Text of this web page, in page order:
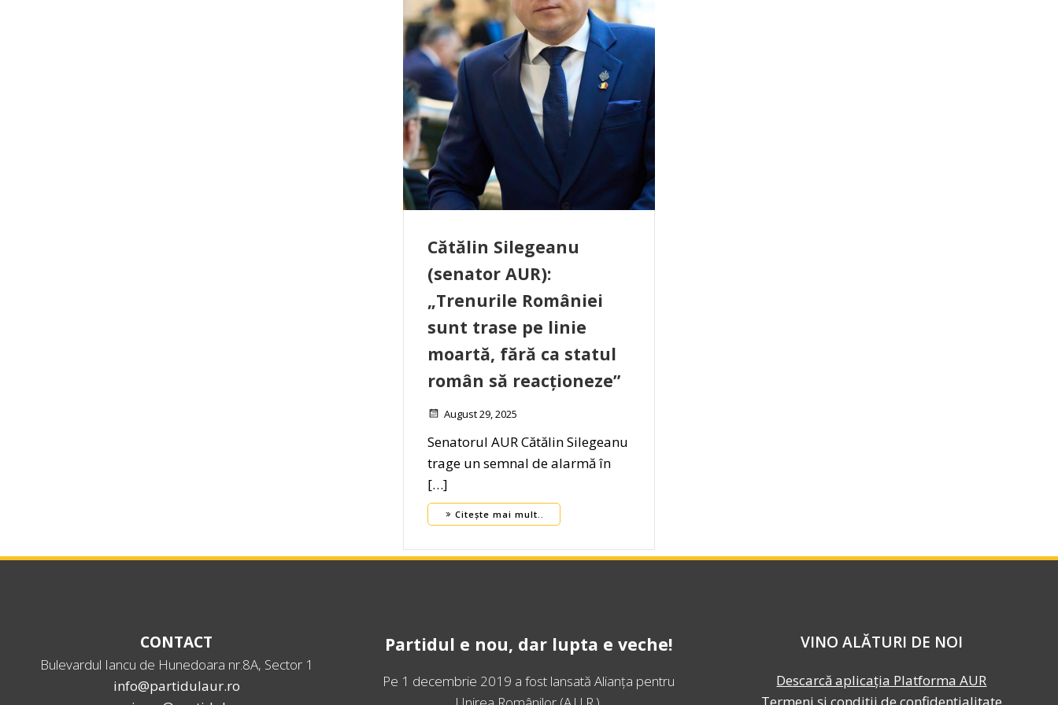
Cătălin Silegeanu
(senator AUR):
„Trenurile României
sunt trase pe linie
moartă, fără ca statul
român să reacționeze”
August 29, 2025
Senatorul AUR Cătălin Silegeanu
trage un semnal de alarmă în
[…]
Citește mai mult..
CONTACT
Bulevardul Iancu de Hunedoara nr.8A, Sector 1
info@partidulaur.ro
Partidul e nou, dar lupta e veche!
Pe 1 decembrie 2019 a fost lansatăAlianța pentru
VINO ALĂTURI DE NOI
Descarcă aplicația Platforma AUR